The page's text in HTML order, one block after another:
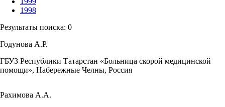
1998
Результаты поиска: 0
Годунова А.Р.
ГБУЗ Республики Татарстан «Больница скорой медицинской
помощи», Набережные Челны, Россия
Рахимова А.А.